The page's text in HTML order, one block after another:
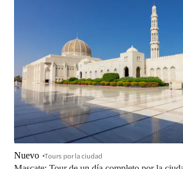
Nuevo Tours por la ciudad